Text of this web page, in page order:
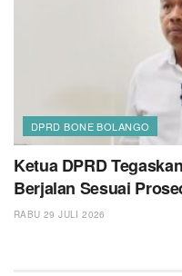
DPRD BONE BOLANGO
Ketua DPRD
Berjalan Sesuai
RABU 29 JULI 2026